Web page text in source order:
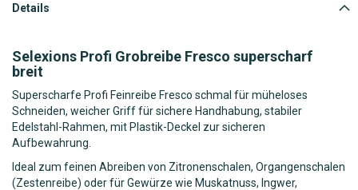
Details
Selexions Profi Grobreibe Fresco superscharf
breit
Superscharfe Profi Feinreibe Fresco schmal für müheloses
Schneiden, weicher Griff für sichere Handhabung, stabiler
Edelstahl-Rahmen, mit Plastik-Deckel zur sicheren
Aufbewahrung.
Ideal zum feinen Abreiben von Zitronenschalen, Organgenschalen
(Zestenreibe) oder für Gewürze wie Muskatnuss, Ingwer,